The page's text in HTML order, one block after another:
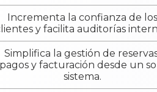
Incrementa la confianza de los
y facilita auditorías
Simplifica la gestión de
pagos y facturación desde un
sistema.